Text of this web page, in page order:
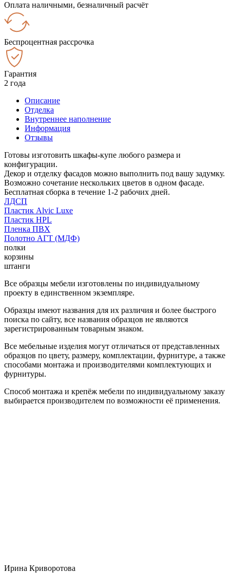
Оплата наличными, безналичный расчёт
Беспроцентная рассрочка
Гарантия
2 года
Описание
Отделка
Внутреннее наполнение
Информация
Отзывы
Готовы изготовить шкафы-купе любого размера и
конфигурации.
Декор и отделку фасадов можно выполнить под вашу задумку.
Возможно сочетание нескольких цветов в одном фасаде.
Бесплатная сборка в течение 1-2 рабочих дней.
ЛДСП
Пластик Alvic Luxe
Пластик HPL
Пленка ПВХ
Полотно АГТ (МДФ)
полки
корзины
штанги
Все образцы мебели изготовлены по индивидуальному
проекту в единственном экземпляре.
Образцы имеют названия для их различия и более быстрого
поиска по сайту, все названия образцов не являются
зарегистрированным товарным знаком.
Все мебельные изделия могут отличаться от представленных
образцов по цвету, размеру, комплектации, фурнитуре, а также
способами монтажа и производителями комплектующих и
фурнитуры.
Способ монтажа и крепёж мебели по индивидуальному заказу
выбирается производителем по возможности её применения.
Ирина Криворотова